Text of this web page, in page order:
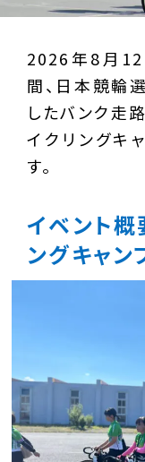
2026年8月12
間、日本競輪
したバンク走
イクリングキ
す。
イベント概
ングキャン